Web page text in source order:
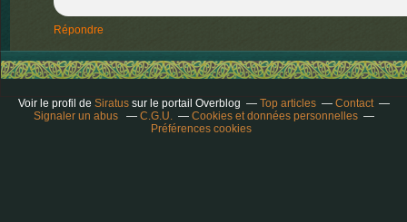
Répondre
Voir le profil de Siratussur le portail Overblog Top articles
Contact
Signaler un abus
C.G.U.
Cookies et données personnelles
Préférences cookies